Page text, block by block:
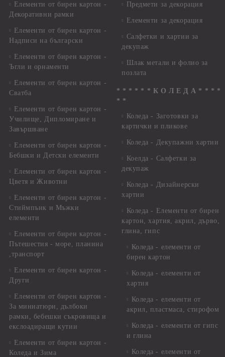
Елементи от бирен картон -
Декоративни рамки
Елементи от бирен картон -
Надписи на български
Елементи от бирен картон -
Ъгли и орнаменти
Елементи от бирен картон -
Сватба
Елементи от бирен картон -
Училище, Дипломиране и
Завършване
Елементи от бирен картон -
Бебшки и Детски елементи
Елементи от бирен картон -
Цветя и Животни
Елементи от бирен картон -
Стиймпънк и Мъжки
елементи
Елементи от бирен картон -
Пътешестия - море, планина
,транспорт
Елементи от бирен картон -
Други
Елементи от бирен картон -
За миниатюри, дълбоки
рамки, бебешки съкровища и
екслоадиращи кутии
Елементи от бирен картон -
Коледа и Зима
Предмети за декорация
Елементи за декорация
Салфетки и хартии за
декупаж
Шлак метали и фолио за
позлата
* * * * * * К О Л Е Д А * * * *
* *
Коледа - Заготовки за
картички и пликове
Коледа - Декупажни хартии
Коелда - Салфетки за
декупаж
Коледа - Дизайнерски
хартии
Коледа - Eлементи от бирен
картон, хартия, акрил, дърво,
глина, гипс
Коледа - елементи от
бирен картон
Коледа - елементи от
хартия
Коледа - елементи от
акрил, пластмаса, стирофом
Коледа - елементи от гипс
и глина
Коледа - елементи от